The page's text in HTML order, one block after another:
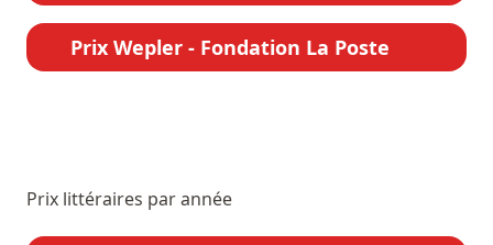
Prix Wepler - Fondation La Poste
Prix littéraires par année